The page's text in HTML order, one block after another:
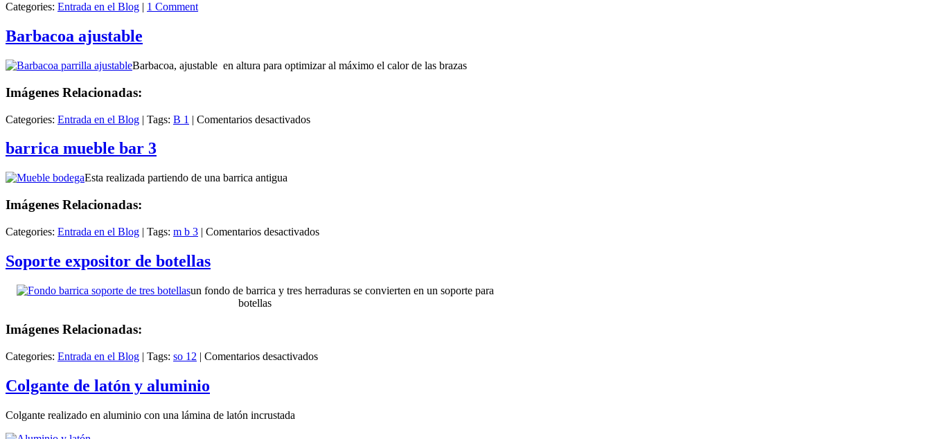
Categories: Entrada en el Blog | 1 Comment
Barbacoa ajustable
Barbacoa, ajustable en altura para optimizar al máximo el calor de las brazas
Imágenes Relacionadas:
Categories: Entrada en el Blog | Tags: B 1 | Comentarios desactivadosen
barrica mueble bar 3
Esta realizada partiendo de una barrica antigua
Imágenes Relacionadas:
Categories: Entrada en el Blog | Tags: m b 3 | Comentarios desactivadosen
Soporte expositor de botellas
un fondo de barrica y tres herraduras se convierten en un soporte para
botellas
Imágenes Relacionadas:
Categories: Entrada en el Blog | Tags: so 12 | Comentarios desactivadosen
Colgante de latón y aluminio
Colgante realizado en aluminio con una lámina de latón incrustada